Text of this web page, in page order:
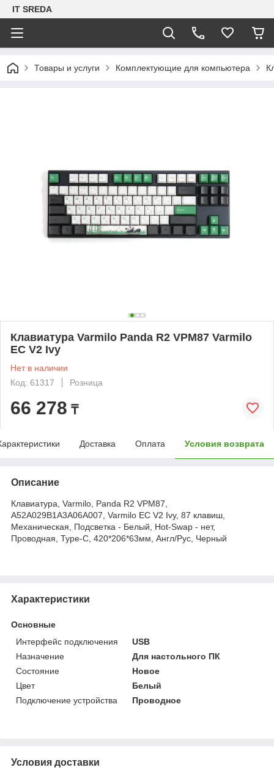
IT SREDA
Товары и услуги Комплектующие для компьютера
Клавиатура Varmilo Panda R2 VPM87 Varmilo
EC V2 Ivy
Нет в наличии
Код: 61317
Розница
66 278 ₸
Доставка Оплата Условия возврата
Описание
Клавиатура, Varmilo, Panda R2 VPM87,
A52A029B1A3A06A007, Varmilo EC V2 Ivy, 87 клавиш,
Механическая, Подсветка - Белый, Hot-Swap - нет,
Проводная, Type-C, 420*206*63мм, Англ/Рус, Черный
Характеристики
Основные
Интерфейс подключения
USB
Назначение
Для настольного ПК
Состояние
Новое
Цвет
Белый
Подключение устройства
Проводное
Условия доставки